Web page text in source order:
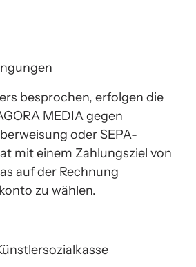
besprochen, erfolgen die
MEDIA gegen
oder SEPA-
mit einem Zahlungsziel von
auf der Rechnung
zu wählen.